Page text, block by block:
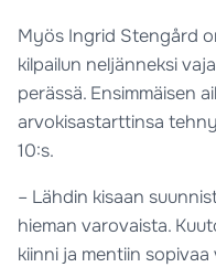
Myös Ingrid Stengård
kilpailun neljänneksi
perässä. Ensimmäisen
arvokisastarttinsa
10:s.
– Lähdin kisaan
hieman varovaista.
kiinni ja mentiin